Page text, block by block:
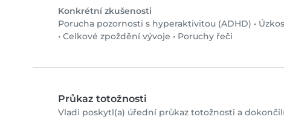
Konkrétní zkušenosti
Porucha pozornosti s hyperaktivitou (ADHD) •
• Celkové zpoždění vývoje • Poruchy řeči
Průkaz totožnosti
Vladi poskytl(a) úřední průkaz totožnosti a